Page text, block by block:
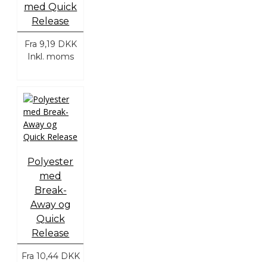
med Quick
Release
Fra 9,19 DKK
Inkl. moms
Polyester
med
Break-
Away og
Quick
Release
Fra 10,44 DKK